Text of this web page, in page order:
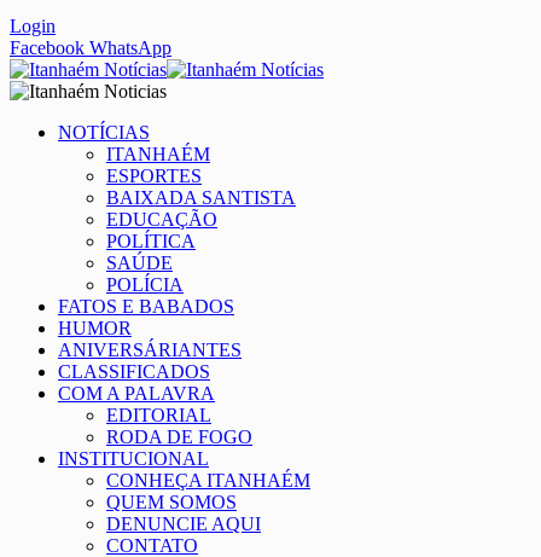
Login
Facebook WhatsApp
NOTÍCIAS
ITANHAÉM
ESPORTES
BAIXADA SANTISTA
EDUCAÇÃO
POLÍTICA
SAÚDE
POLÍCIA
FATOS E BABADOS
HUMOR
ANIVERSÁRIANTES
CLASSIFICADOS
COM A PALAVRA
EDITORIAL
RODA DE FOGO
INSTITUCIONAL
CONHEÇA ITANHAÉM
QUEM SOMOS
DENUNCIE AQUI
CONTATO